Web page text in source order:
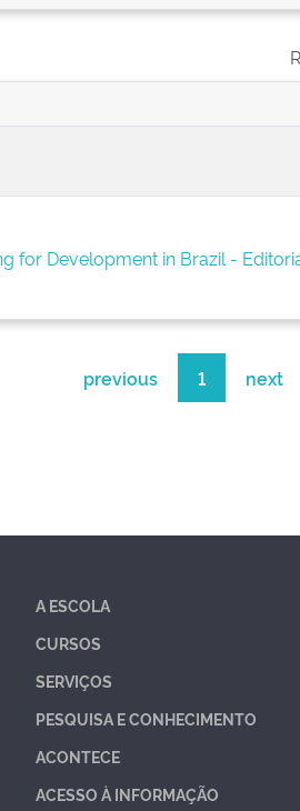
for Development in Brazil -
previous 1 next
A ESCOLA
CURSOS
SERVIÇOS
PESQUISA E CONHECIMENTO
ACONTECE
ACESSO À INFORMAÇÃO